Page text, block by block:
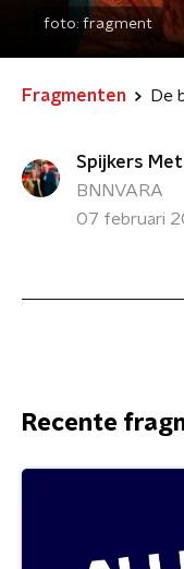
foto: fragment
Fragmenten
Spijkers
BNNVARA
07 februari
Recente